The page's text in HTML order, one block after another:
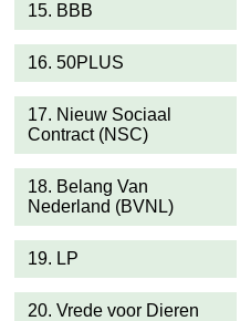
15. BBB
16. 50PLUS
17. Nieuw Sociaal
Contract (NSC)
18. Belang Van
Nederland (BVNL)
19. LP
20. Vrede voor Dieren